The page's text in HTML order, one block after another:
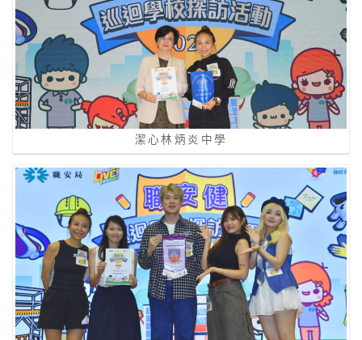
潔心林炳炎中學